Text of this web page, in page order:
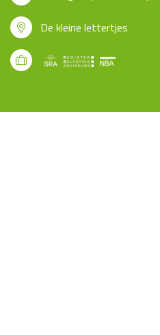
De kleine lettertjes